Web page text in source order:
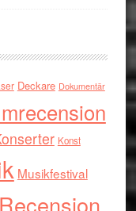
Deckare Dokumentär
Konst
Musikfestival
Recension